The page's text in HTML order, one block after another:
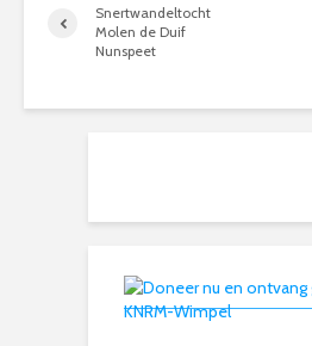
Snertwandeltocht
Molen de Duif
Nunspeet